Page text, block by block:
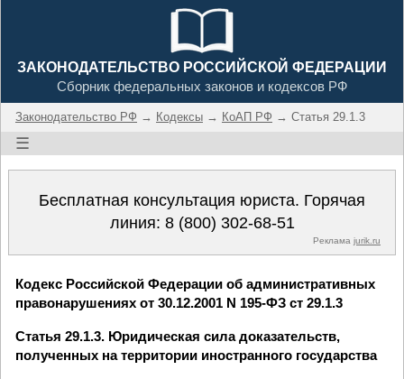
ЗАКОНОДАТЕЛЬСТВО РОССИЙСКОЙ ФЕДЕРАЦИИ
Сборник федеральных законов и кодексов РФ
Законодательство РФ → Кодексы → КоАП РФ → Статья 29.1.3
☰
Бесплатная консультация юриста. Горячая
линия: 8 (800) 302-68-51
Реклама jurik.ru
Кодекс Российской Федерации об административных
правонарушениях от 30.12.2001 N 195-ФЗ ст 29.1.3
Статья 29.1.3. Юридическая сила доказательств,
полученных на территории иностранного государства